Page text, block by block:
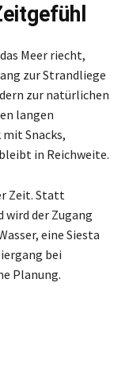
Meer riecht,
zur Strandliege
zur natürlichen
langen
Snacks,
in Reichweite.
Zeit. Statt
der Zugang
eine Siesta
bei
Planung.